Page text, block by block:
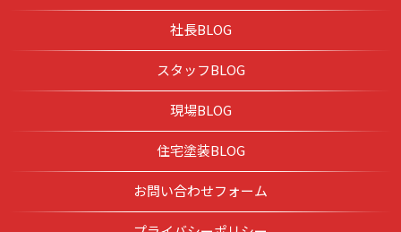
社長BLOG
スタッフBLOG
現場BLOG
住宅塗装BLOG
お問い合わせフォーム